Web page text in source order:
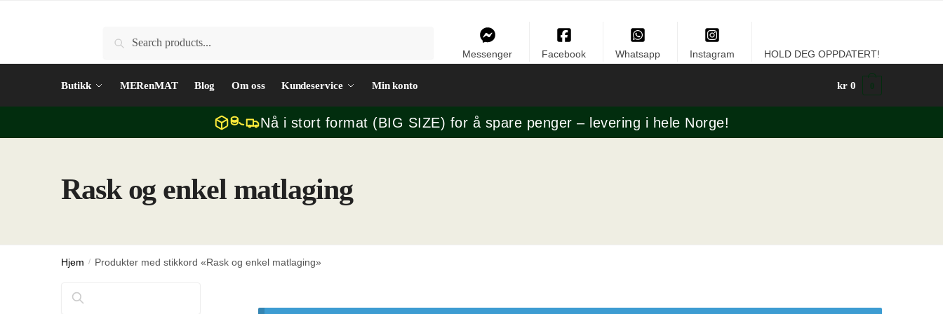
Søk
Søk
Messenger Facebook Whatsapp Instagram HOLD DEG OPPDATERT!
Butikk MERenMAT Blog Om oss Kundeservice Min konto kr 0
Nå i stort format (BIG SIZE) for å spare penger – levering i hele Norge!
Rask og enkel matlaging
Hjem / Produkter med stikkord «Rask og enkel matlaging»
Søk